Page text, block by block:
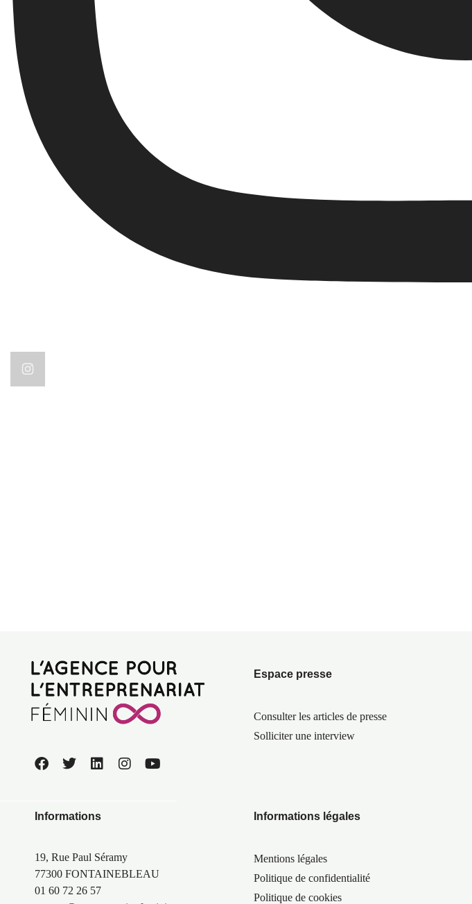
Espace presse
Consulter les articles de presse
Solliciter une interview
Informations
19, Rue Paul Séramy
77300 FONTAINEBLEAU
01 60 72 26 57
Informations légales
Mentions légales
Politique de confidentialité
Politique de cookies